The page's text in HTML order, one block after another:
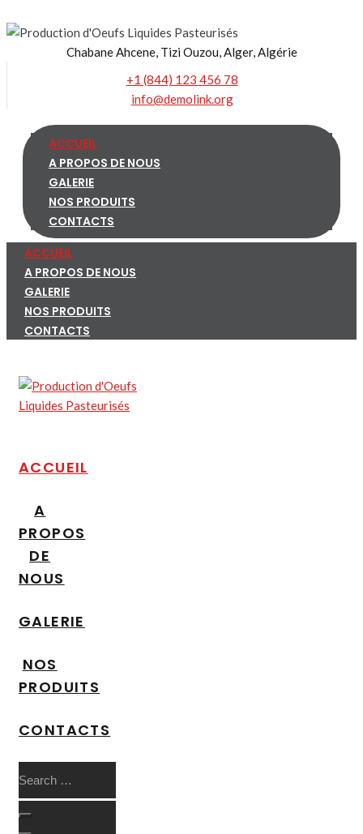
to
Chabane Ahcene, Tizi Ouzou, Alger, Algérie
+1 (844) 123 456 78
info@demolink.org
ACCUEIL
A PROPOS DE NOUS
GALERIE
NOS PRODUITS
CONTACTS
ACCUEIL
A PROPOS DE NOUS
GALERIE
NOS PRODUITS
CONTACTS
ACCUEIL
A
PROPOS
DE
NOUS
GALERIE
NOS
PRODUITS
CONTACTS